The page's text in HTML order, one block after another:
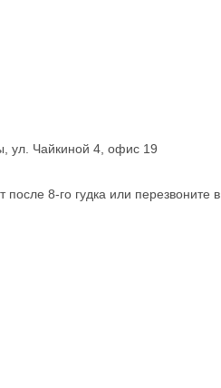
ул. Чайкиной 4, офис 19
8-го гудка или перезвоните в